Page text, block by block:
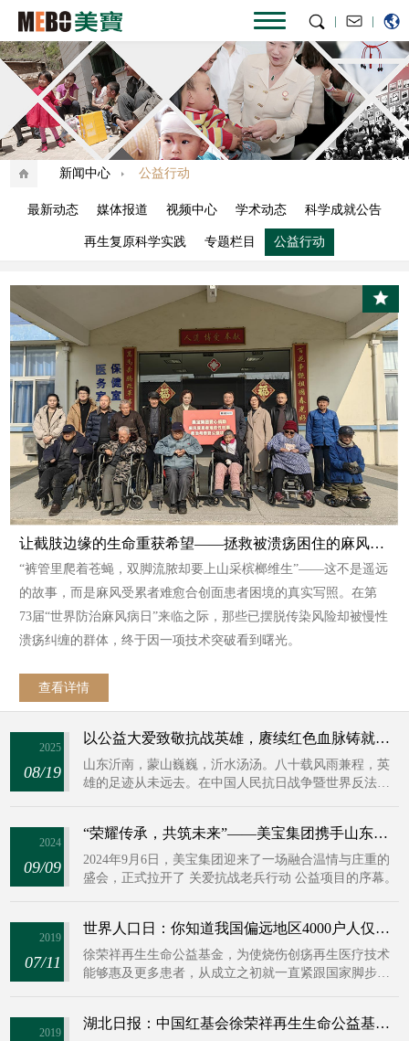
|
|
新闻中心 公益行动
最新动态 媒体报道 视频中心 学术动态 科学成就公告
再生复原科学实践 专题栏目 公益行动
让截肢边缘的生命重获希望——拯救被溃疡困住的麻风受累者
“裤管里爬着苍蝇，双脚流脓却要上山采槟榔维生”——这不是遥远
的故事，而是麻风受累者难愈合创面患者困境的真实写照。在第
73届“世界防治麻风病日”来临之际，那些已摆脱传染风险却被慢性
溃疡纠缠的群体，终于因一项技术突破看到曙光。
查看详情
2025
08/19
以公益大爱致敬抗战英雄，赓续红色血脉铸就时代新篇
山东沂南，蒙山巍巍，沂水汤汤。八十载风雨兼程，英
雄的足迹从未远去。在中国人民抗日战争暨世界反法西
基因”为主题的公益活动，以实际行动向抗战老英雄们致
以最崇高的敬意。
2024
09/09
“荣耀传承，共筑未来”——美宝集团携手山东抗战老兵照护中心，璀璨启幕“关爱抗战老兵行动”公益新篇章
2024年9月6日，美宝集团迎来了一场融合温情与庄重的
盛会，正式拉开了 关爱抗战老兵行动 公益项目的序幕。
2019
07/11
世界人口日：你知道我国偏远地区4000户人仅能配上1名医生吗？
徐荣祥再生生命公益基金，为使烧伤创疡再生医疗技术
能够惠及更多患者，从成立之初就一直紧跟国家脚步，
2019
湖北日报：中国红基会徐荣祥再生生命公益基金项目落户襄阳